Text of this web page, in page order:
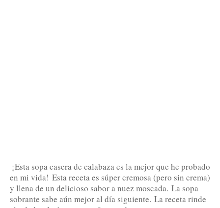
¡Esta sopa casera de calabaza es la mejor que he probado
en mi vida! Esta receta es súper cremosa (pero sin crema)
y llena de un delicioso sabor a nuez moscada. La sopa
sobrante sabe aún mejor al día siguiente. La receta rinde